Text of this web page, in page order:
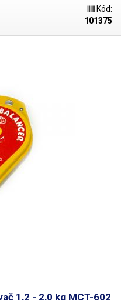
díky zavěšení nehrozí pád
jeho nevhodným umístěním.
Kód:
101375
1,2 - 2,0 kg MCT-602